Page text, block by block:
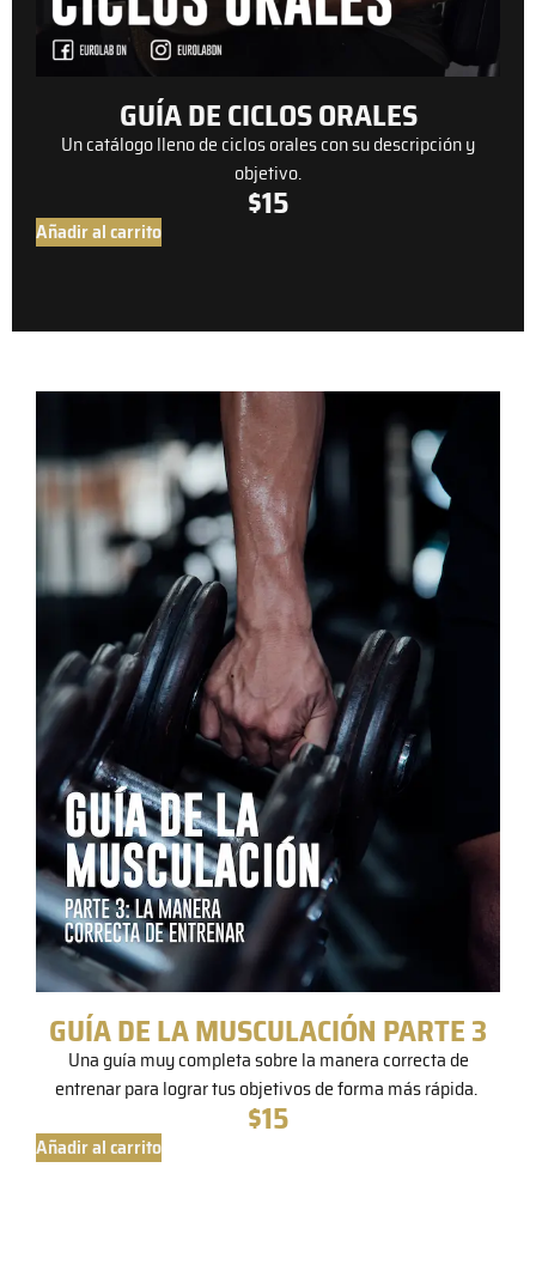
GUÍA DE CICLOS ORALES
Un catálogo lleno de ciclos orales con su descripción y
objetivo.
$15
Añadir al carrito
GUÍA DE LA MUSCULACIÓN PARTE 3
Una guía muy completa sobre la manera correcta de
entrenar para lograr tus objetivos de forma más rápida.
$15
Añadir al carrito